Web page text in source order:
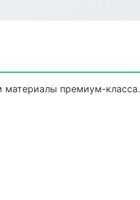
материалы премиум-класса.